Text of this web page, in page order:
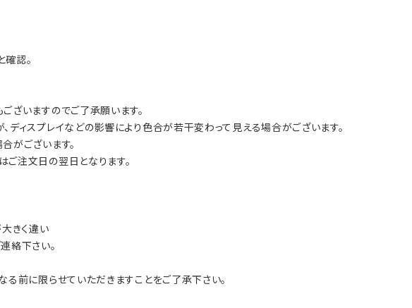
確認。
ざいますのでご了承願います。
ィスプレイなどの影響により色合が若干変わって見える場合がございます。
がございます。
注文日の翌日となります。
きく違い
絡下さい。
前に限らせていただきますことをご了承下さい。